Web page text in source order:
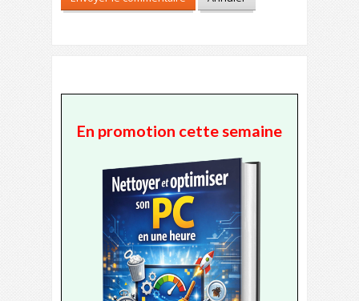
En promotion cette semaine